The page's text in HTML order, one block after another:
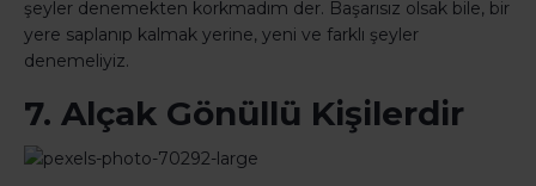
şeyler denemekten korkmadım der. Başarısız olsak bile, bir
yere saplanıp kalmak yerine, yeni ve farklı şeyler
denemeliyiz.
7. Alçak Gönüllü Kişilerdir